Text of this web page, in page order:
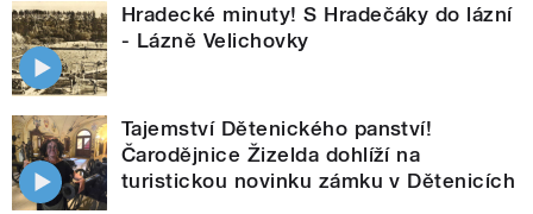
Hradecké minuty! S Hradečáky do lázní
- Lázně Velichovky
Tajemství Dětenického panství!
Čarodějnice Žizelda dohlíží na
turistickou novinku zámku v Dětenicích